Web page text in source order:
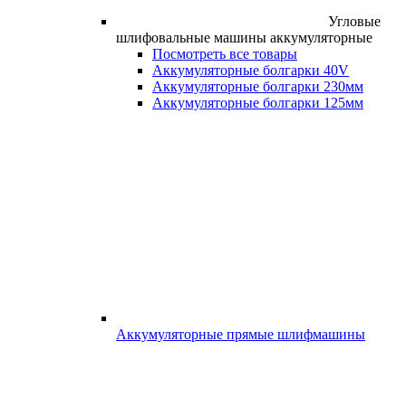
Угловые
шлифовальные машины аккумуляторные
Посмотреть все товары
Аккумуляторные болгарки 40V
Аккумуляторные болгарки 230мм
Аккумуляторные болгарки 125мм
Аккумуляторные прямые шлифмашины